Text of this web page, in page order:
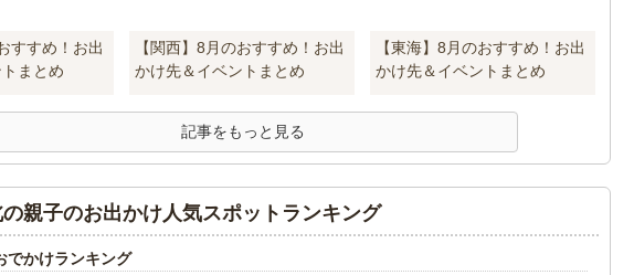
すすめ！お出
まとめ
【関西】8月のおすすめ！お出
かけ先＆イベントまとめ
【東海】8月のおすすめ！お出
かけ先＆イベントまとめ
記事をもっと見る
親子のお出かけ人気スポットランキング
でかけランキング